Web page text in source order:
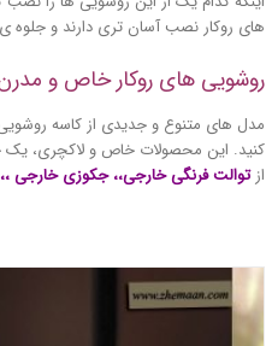
های روکار نصب آسان تری دارند و جلوه
روشویی های روکار خاص و
مدل های متنوع و جدیدی از کاسه روشویی
کنید. این محصولات خاص و لاکچری، یک
از توالت فرنگی خارجی،، جکوزی خارجی